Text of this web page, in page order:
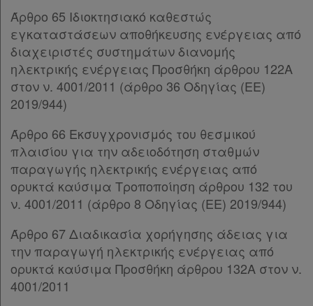
Παρ.2
Παρ.3
Παρ.4
Παρ.4α
Παρ.5
Παρ.6
Παρ.8
Άρθρο 32 [-]
Παρ.1
Παρ.2
Παρ.3
Παρ.5
Άρθρο 32Α
Άρθρο 32Β [-]
Άρθρο 65 Ιδιοκτησιακό καθεστώς
εγκαταστάσεων αποθήκευσης ενέργειας από
διαχειριστές συστημάτων διανομής
ηλεκτρικής ενέργειας Προσθήκη άρθρου 122Α
στον ν. 4001/2011 (άρθρο 36 Οδηγίας (ΕΕ)
2019/944)
Άρθρο 66 Εκσυγχρονισμός του θεσμικού
πλαισίου για την αδειοδότηση σταθμών
παραγωγής ηλεκτρικής ενέργειας από
ορυκτά καύσιμα Τροποποίηση άρθρου 132 του
ν. 4001/2011 (άρθρο 8 Οδηγίας (ΕΕ) 2019/944)
Άρθρο 67 Διαδικασία χορήγησης άδειας για
την παραγωγή ηλεκτρικής ενέργειας από
ορυκτά καύσιμα Προσθήκη άρθρου 132Α στον ν.
4001/2011